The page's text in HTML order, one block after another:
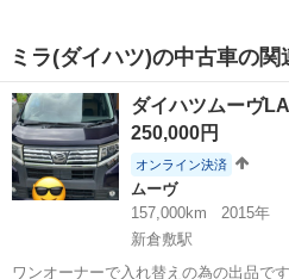
ミラ(ダイハツ)の中古車の関
ダイハツムーヴ
250,000円
オンライン決済
ムーヴ
157,000km
2015年
新倉敷駅
ワンオーナーで入れ替えの為の出品で